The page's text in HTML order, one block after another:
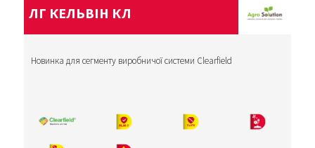
ЛГ КЕЛЬВІН КЛ
Новинка для сегменту виробничої системи Clearfield